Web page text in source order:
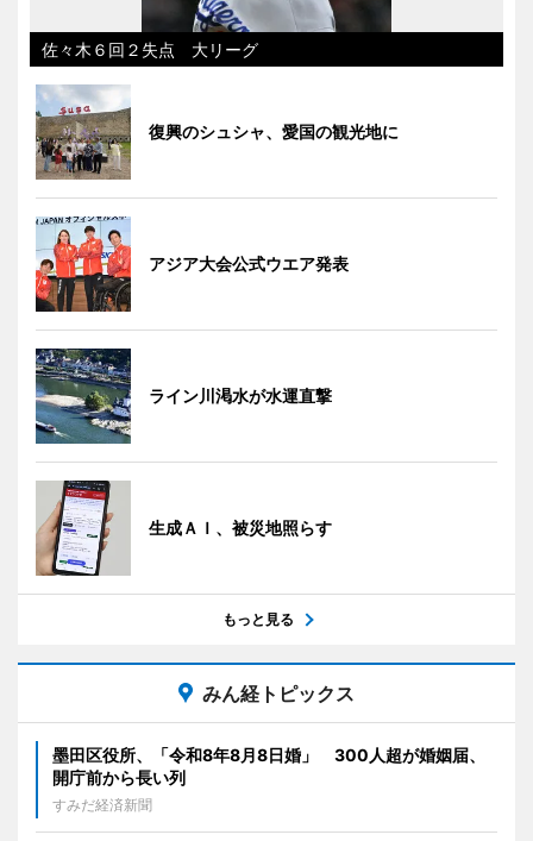
佐々木６回２失点 大リーグ
復興のシュシャ、愛国の観光地に
アジア大会公式ウエア発表
ライン川渇水が水運直撃
生成ＡＩ、被災地照らす
もっと見る
みん経トピックス
墨田区役所、「令和8年8月8日婚」 300人超が婚姻届、
開庁前から長い列
すみだ経済新聞